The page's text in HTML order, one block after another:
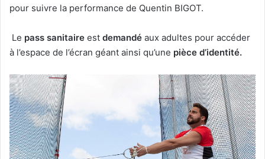
pour suivre la performance de Quentin BIGOT.
Le pass sanitaire est demandé aux adultes pour accéder
à l’espace de l’écran géant ainsi qu’une pièce d’identité.